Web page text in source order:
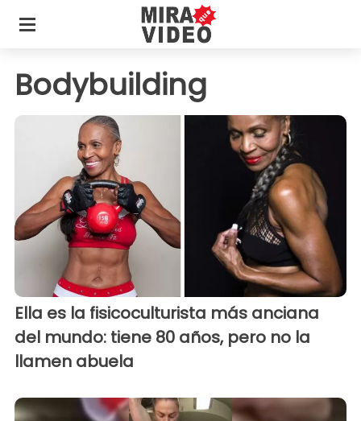
Bodybuilding
Ella es la fisicoculturista más anciana
del mundo: tiene 80 años, pero no la
llamen abuela